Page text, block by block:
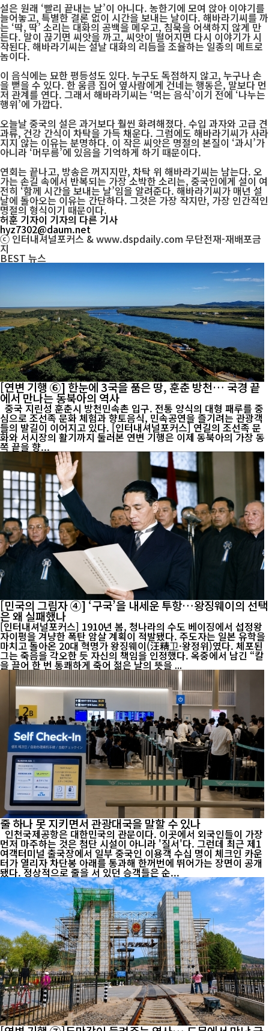
설은 원래 ‘빨리 끝내는 날’이 아니다. 농한기에 모여 앉아 이야기를
늘어놓고, 특별한 결론 없이 시간을 보내는 날이다. 해바라기씨를 까
는 ‘딱, 딱’ 소리는 대화의 공백을 메우고, 침묵을 어색하지 않게 만
든다. 말이 끊기면 씨앗을 까고, 씨앗이 떨어지면 다시 이야기가 시
작된다. 해바라기씨는 설날 대화의 리듬을 조율하는 일종의 메트로
놈이다.
이 음식에는 묘한 평등성도 있다. 누구도 독점하지 않고, 누구나 손
을 뻗을 수 있다. 한 움큼 집어 옆사람에게 건네는 행동은, 말보다 먼
저 관계를 연다. 그래서 해바라기씨는 ‘먹는 음식’이기 전에 ‘나누는
행위’에 가깝다.
오늘날 중국의 설은 과거보다 훨씬 화려해졌다. 수입 과자와 고급 견
과류, 건강 간식이 차탁을 가득 채운다. 그럼에도 해바라기씨가 사라
지지 않는 이유는 분명하다. 이 작은 씨앗은 명절의 본질이 ‘과시’가
아니라 ‘머무름’에 있음을 기억하게 하기 때문이다.
연회는 끝나고, 방송은 꺼지지만, 차탁 위 해바라기씨는 남는다. 오
가는 손길 속에서 반복되는 가장 소박한 소리는, 중국인에게 설이 여
전히 ‘함께 시간을 보내는 날’임을 알려준다. 해바라기씨가 매년 설
날에 돌아오는 이유는 간단하다. 그것은 가장 작지만, 가장 인간적인
명절의 형식이기 때문이다.
허훈 기자이 기자의 다른 기사
hyz7302@daum.net
ⓒ 인터내셔널포커스 & www.dspdaily.com 무단전재-재배포금
지
BEST 뉴스
[연변 기행 ⑥] 한눈에 3국을 품은 땅, 훈춘 방천… 국경 끝
에서 만나는 동북아의 역사
심으로 조선족 문화 체험과 향토음식, 민속공연을 즐기려는 관광객
들의 발길이 이어지고 있다. [인터내셔널포커스] 연길의 조선족 문
화와 서시장의 활기까지 둘러본 연변 기행은 이제 동북아의 가장 동
쪽 끝을 향...
[민국의 그림자 ④] ‘구국’을 내세운 투항…왕징웨이의 선택
은 왜 실패했나
[인터내셔널포커스] 1910년 봄, 청나라의 수도 베이징에서 섭정왕
자이펑을 겨냥한 폭탄 암살 계획이 적발됐다. 주도자는 일본 유학을
마치고 돌아온 20대 혁명가 왕징웨이(汪精卫·왕정위)였다. 체포된
그는 죽음을 각오한 듯 자신의 책임을 인정했다. 옥중에서 남긴 “칼
을 끌어 한 번 통쾌하게 죽어 젊은 날의 뜻을 ...
줄 하나 못 지키면서 관광대국을 말할 수 있나
인천국제공항은 대한민국의 관문이다. 이곳에서 외국인들이 가장
먼저 마주하는 것은 첨단 시설이 아니라 '질서'다. 그런데 최근 제1
여객터미널 출국장에서 일부 중국인 이용객 수십 명이 체크인 카운
터가 열리자 차단봉 아래를 통과해 한꺼번에 뛰어가는 장면이 공개
됐다. 정상적으로 줄을 서 있던 승객들은 순...